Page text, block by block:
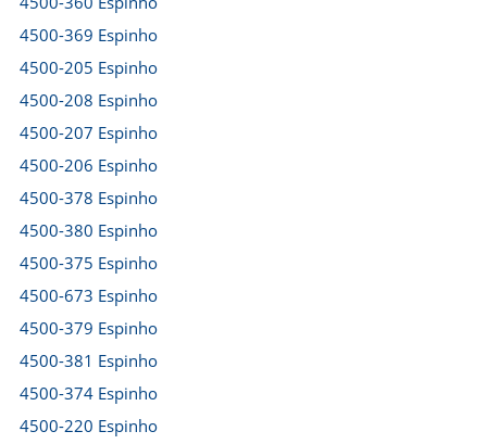
4500-369 Espinho
4500-205 Espinho
4500-208 Espinho
4500-207 Espinho
4500-206 Espinho
4500-378 Espinho
4500-380 Espinho
4500-375 Espinho
4500-673 Espinho
4500-379 Espinho
4500-381 Espinho
4500-374 Espinho
4500-220 Espinho